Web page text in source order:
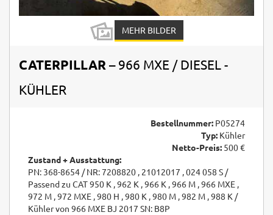
MEHR BILDER
CATERPILLAR – 966 MXE / DIESEL -
KÜHLER
Bestellnummer: P05274
Typ: Kühler
Netto-Preis: 500 €
Zustand + Ausstattung:
PN: 368-8654 / NR: 7208820 , 21012017 , 024 058 S /
Passend zu CAT 950 K , 962 K , 966 K , 966 M , 966 MXE ,
972 M , 972 MXE , 980 H , 980 K , 980 M , 982 M , 988 K /
Kühler von 966 MXE BJ 2017 SN: B8P